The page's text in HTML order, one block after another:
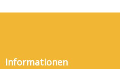
Informationen